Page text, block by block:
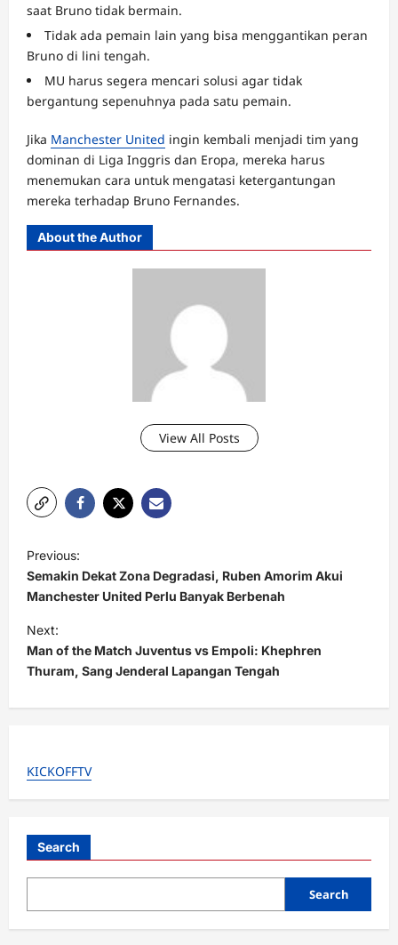
saat Bruno tidak bermain.
Tidak ada pemain lain yang bisa menggantikan peran
Bruno di lini tengah.
MU harus segera mencari solusi agar tidak
bergantung sepenuhnya pada satu pemain.
Jika Manchester United ingin kembali menjadi tim yang
dominan di Liga Inggris dan Eropa, mereka harus
menemukan cara untuk mengatasi ketergantungan
mereka terhadap Bruno Fernandes.
About the Author
View All Posts
o
s
t
n
a
v
g
o
Previous:
Semakin Dekat Zona Degradasi, Ruben Amorim Akui
Manchester United Perlu Banyak Berbenah
Next:
Man of the Match Juventus vs Empoli: Khephren
Thuram, Sang Jenderal Lapangan Tengah
KICKOFFTV
Search
Search